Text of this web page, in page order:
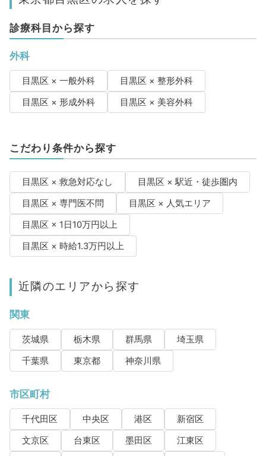
診療科目から探す
外科
目黒区 × 一般外科
目黒区 × 整形外科
目黒区 × 形成外科
目黒区 × 美容外科
こだわり条件から探す
目黒区 × 救急対応なし
目黒区 × 駅近・徒歩圏内
目黒区 × 専門医不問
目黒区 × 人気エリア
目黒区 × 1日10万円以上
目黒区 × 時給1.3万円以上
近隣のエリアから探す
関東
茨城県 栃木県 群馬県
埼玉県
千葉県
東京都 神奈川県
市区町村
千代田区 中央区 港区
新宿区
文京区
台東区 墨田区
江東区